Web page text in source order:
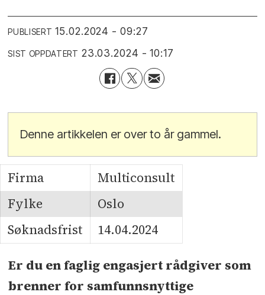
PUBLISERT 15.02.2024 - 09:27
SIST OPPDATERT 23.03.2024 - 10:17
Denne artikkelen er over to år gammel.
Firma
Multiconsult
Fylke
Oslo
Søknadsfrist
14.04.2024
Er du en faglig engasjert rådgiver som
brenner for samfunnsnyttige